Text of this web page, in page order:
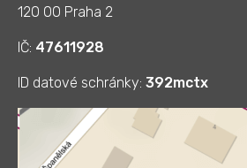
120 00 Praha 2
IČ: 47611928
ID datové schránky: 392mctx